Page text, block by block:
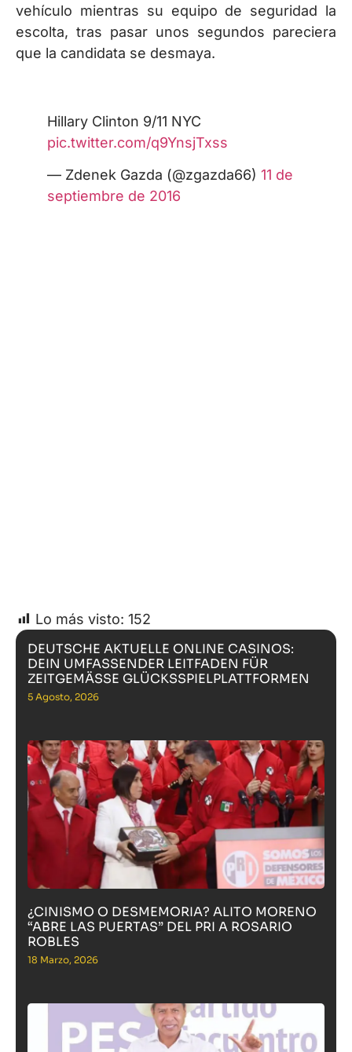
vehículo mientras su equipo de seguridad la
escolta, tras pasar unos segundos pareciera
que la candidata se desmaya.
Hillary Clinton 9/11 NYC
pic.twitter.com/q9YnsjTxss
— Zdenek Gazda (@zgazda66) 11 de
septiembre de 2016
Lo más visto: 152
DEUTSCHE AKTUELLE ONLINE CASINOS:
DEIN UMFASSENDER LEITFADEN FÜR
ZEITGEMÄSSE GLÜCKSSPIELPLATTFORMEN
5 Agosto, 2026
¿CINISMO O DESMEMORIA? ALITO MORENO
“ABRE LAS PUERTAS” DEL PRI A ROSARIO
ROBLES
18 Marzo, 2026